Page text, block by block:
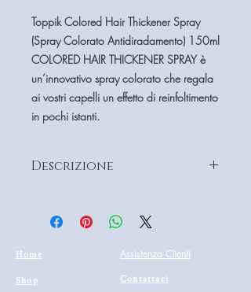
Toppik Colored Hair Thickener Spray
(Spray Colorato Antidiradamento) 150ml
COLORED HAIR THICKENER SPRAYè
un’innovativo spray colorato che regala
ai vostri capelli un effetto di reinfoltimento
in pochi istanti.
Descrizione
le aree lucide del cuoio capelluto.
Delicato sul cuoio capelluto, funziona
Non ostruisce i pori e si elimina
facilmente con acqua e shampoo.
Home
Shop
Assistenza Clienti
Contattaci